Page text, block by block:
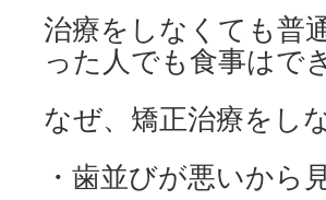
治療をしなくても普
った人でも食事はで
なぜ、矯正治療をし
・歯並びが悪いから